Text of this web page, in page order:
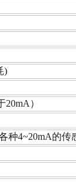
)
）
种4~20mA的传